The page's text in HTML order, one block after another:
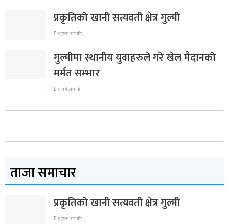
प्रकृतिको खानी सत्यवती क्षेत्र गुल्मी
१ हप्ता अगाडि
गुल्मीमा स्थानीय युवाहरुले गरे खेल मैदानको
मर्मत सम्भार
६ वर्ष अगाडि
ताजा समाचार
प्रकृतिको खानी सत्यवती क्षेत्र गुल्मी
१ हप्ता अगाडि